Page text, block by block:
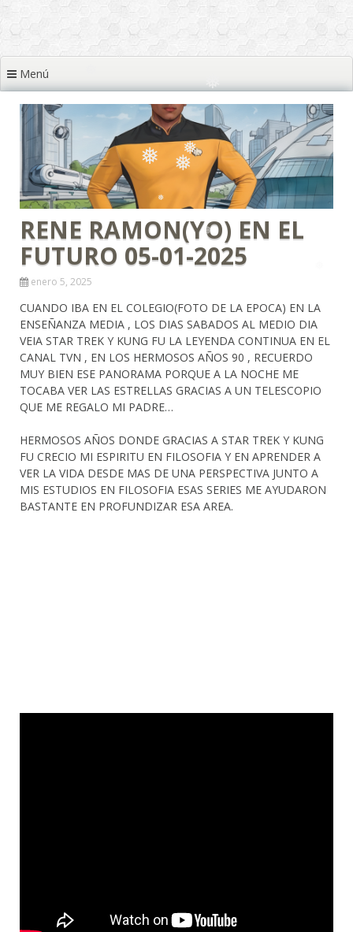
❅
❅
❅
❅
❅ ❅
❅
❅
❅
❅
❅
❅
Menú
RENE RAMON(YO) EN EL
FUTURO 05-01-2025
enero 5, 2025
CUANDO IBA EN EL COLEGIO(FOTO DE LA EPOCA) EN LA
ENSEÑANZA MEDIA , LOS DIAS SABADOS AL MEDIO DIA
VEIA STAR TREK Y KUNG FU LA LEYENDA CONTINUA EN EL
CANAL TVN , EN LOS HERMOSOS AÑOS 90 , RECUERDO
MUY BIEN ESE PANORAMA PORQUE A LA NOCHE ME
TOCABA VER LAS ESTRELLAS GRACIAS A UN TELESCOPIO
QUE ME REGALO MI PADRE…
HERMOSOS AÑOS DONDE GRACIAS A STAR TREK Y KUNG
FU CRECIO MI ESPIRITU EN FILOSOFIA Y EN APRENDER A
VER LA VIDA DESDE MAS DE UNA PERSPECTIVA JUNTO A
MIS ESTUDIOS EN FILOSOFIA ESAS SERIES ME AYUDARON
BASTANTE EN PROFUNDIZAR ESA AREA.